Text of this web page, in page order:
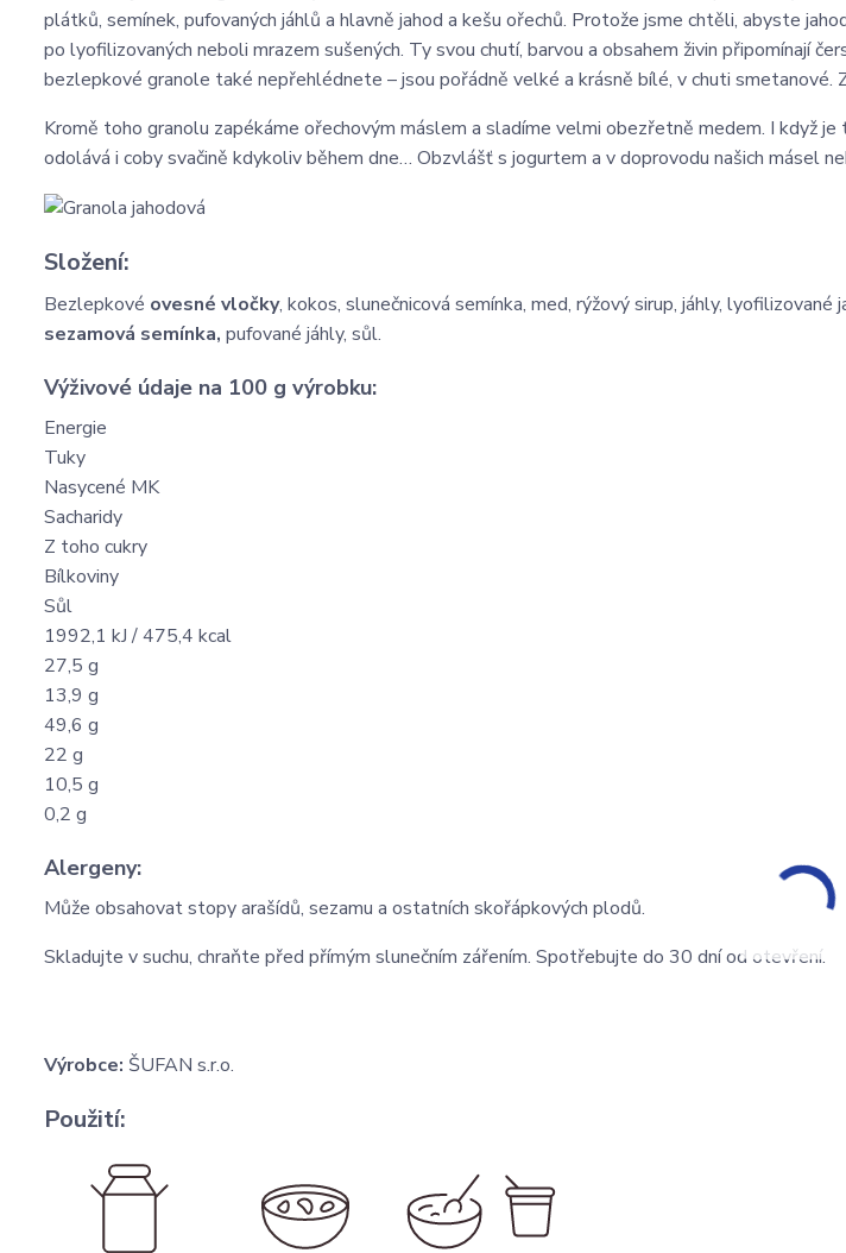
plátků, semínek, pufovaných jáhlů a hlavně jahod a kešu ořechů. Protože jsme chtěli, abyste
po lyofilizovaných neboli mrazem sušených. Ty svou chutí, barvou a obsahem živin připomínají
bezlepkové granole také nepřehlédnete – jsou pořádně velké a krásně bílé, v chuti smetanové.
Kromě toho granolu zapékáme ořechovým máslem a sladíme velmi obezřetně medem. I když
odolává i coby svačině kdykoliv během dne… Obzvlášť s jogurtem a v doprovodu našich másel
Složení:
Bezlepkové ovesné vločky, kokos, slunečnicová semínka, med, rýžový sirup, jáhly, lyofilizované
sezamová semínka, pufované jáhly, sůl.
Výživové údaje na 100 g výrobku:
Energie
Tuky
Nasycené MK
Sacharidy
Z toho cukry
Bílkoviny
Sůl
1992,1 kJ / 475,4 kcal
27,5 g
13,9 g
49,6 g
22 g
10,5 g
0,2 g
Alergeny:
Může obsahovat stopy arašídů, sezamu a ostatních skořápkových plodů.
Skladujte v suchu, chraňte před přímým slunečním zářením. Spotřebujte do 30 dní od otevření.
Výrobce: ŠUFAN s.r.o.
Použití: